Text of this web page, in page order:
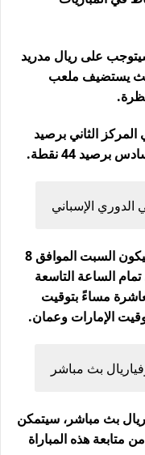
على ريال مدريد
يستضيف ملعب
الثاني برصيد
الدوري الإسباني
موعد مباراة ريال مدريد ضد فياريال سيكون السبت الموافق 8
في تمام الساعة التاسعة
مساءً بتوقيت
الإمارات وعمان.
بث مباشر
بث مباشر، سيتمكن
متابعة هذه المباراة